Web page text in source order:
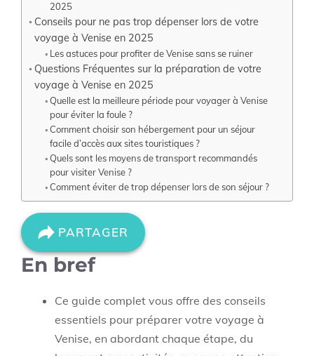
2025
Conseils pour ne pas trop dépenser lors de votre
voyage à Venise en 2025
Les astuces pour profiter de Venise sans se ruiner
Questions Fréquentes sur la préparation de votre
voyage à Venise en 2025
Quelle est la meilleure période pour voyager à Venise
pour éviter la foule ?
Comment choisir son hébergement pour un séjour
facile d’accès aux sites touristiques ?
Quels sont les moyens de transport recommandés
pour visiter Venise ?
Comment éviter de trop dépenser lors de son séjour ?
PARTAGER
En bref
Ce guide complet vous offre des conseils
essentiels pour préparer votre voyage à
Venise, en abordant chaque étape, du